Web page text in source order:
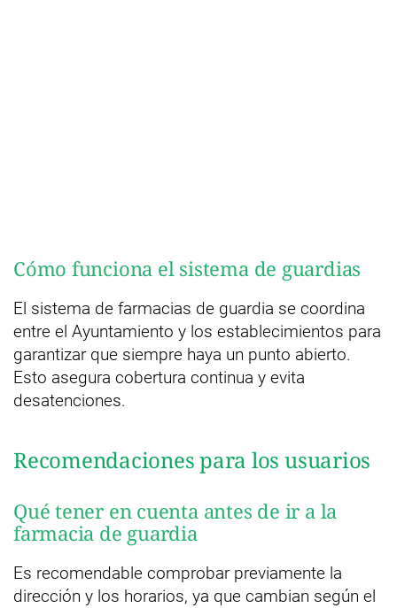
Cómo funciona el sistema de guardias
El sistema de farmacias de guardia se coordina
entre el Ayuntamiento y los establecimientos para
garantizar que siempre haya un punto abierto.
Esto asegura cobertura continua y evita
desatenciones.
Recomendaciones para los usuarios
Qué tener en cuenta antes de ir a la
farmacia de guardia
Es recomendable comprobar previamente la
dirección y los horarios, ya que cambian según el